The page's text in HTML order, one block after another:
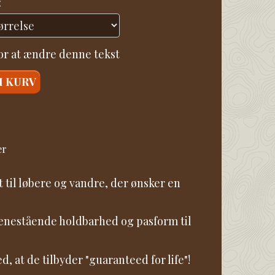
at ændre denne tekst
KURV
løbere og vandre, der ønsker en
holdbarhed og pasform til
at de tilbyder "guaranteed for life"!